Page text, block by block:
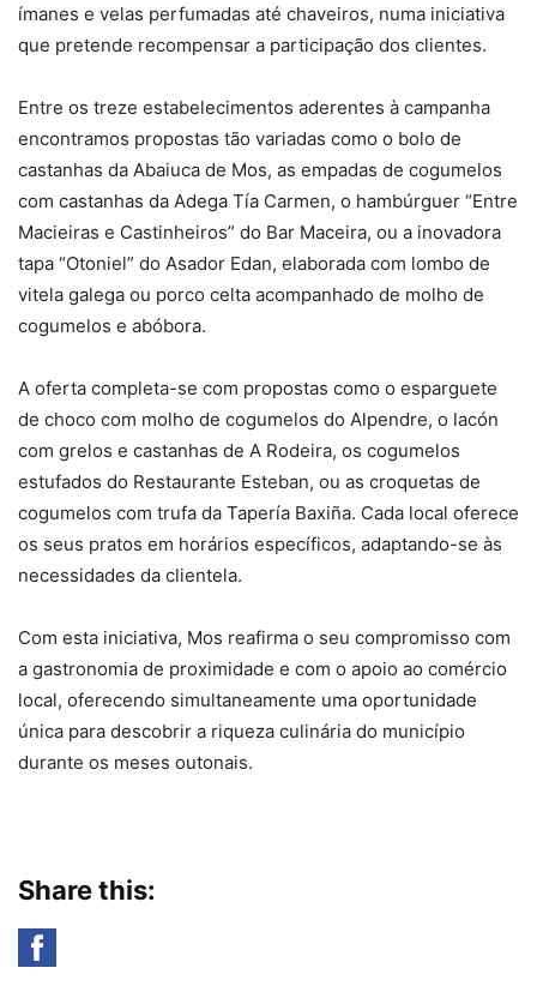
ímanes e velas perfumadas até chaveiros, numa iniciativa
que pretende recompensar a participação dos clientes.
Entre os treze estabelecimentos aderentes à campanha
encontramos propostas tão variadas como o bolo de
castanhas da Abaiuca de Mos, as empadas de cogumelos
com castanhas da Adega Tía Carmen, o hambúrguer “Entre
Macieiras e Castinheiros” do Bar Maceira, ou a inovadora
tapa “Otoniel” do Asador Edan, elaborada com lombo de
vitela galega ou porco celta acompanhado de molho de
cogumelos e abóbora.
A oferta completa-se com propostas como o esparguete
de choco com molho de cogumelos do Alpendre, o lacón
com grelos e castanhas de A Rodeira, os cogumelos
estufados do Restaurante Esteban, ou as croquetas de
cogumelos com trufa da Tapería Baxiña. Cada local oferece
os seus pratos em horários específicos, adaptando-se às
necessidades da clientela.
Com esta iniciativa, Mos reafirma o seu compromisso com
a gastronomia de proximidade e com o apoio ao comércio
local, oferecendo simultaneamente uma oportunidade
única para descobrir a riqueza culinária do município
durante os meses outonais.
Share this: